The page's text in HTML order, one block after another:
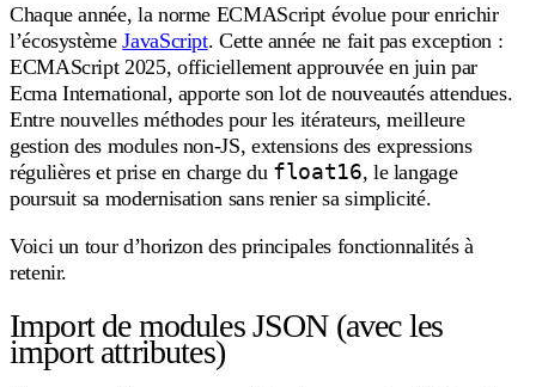
Chaque année, la norme ECMAScript évolue pour enrichir
l’écosystèmeJavaScript. Cette année ne fait pas exception :
ECMAScript 2025, officiellement approuvée en juin par
Ecma International, apporte son lot de nouveautés attendues.
Entre nouvelles méthodes pour les itérateurs, meilleure
gestion des modules non-JS, extensions des expressions
régulières et prise en charge du float16, le langage
poursuit sa modernisation sans renier sa simplicité.
Voici un tour d’horizon des principales fonctionnalités à
retenir.
Import de modules JSON (avec les
import attributes)